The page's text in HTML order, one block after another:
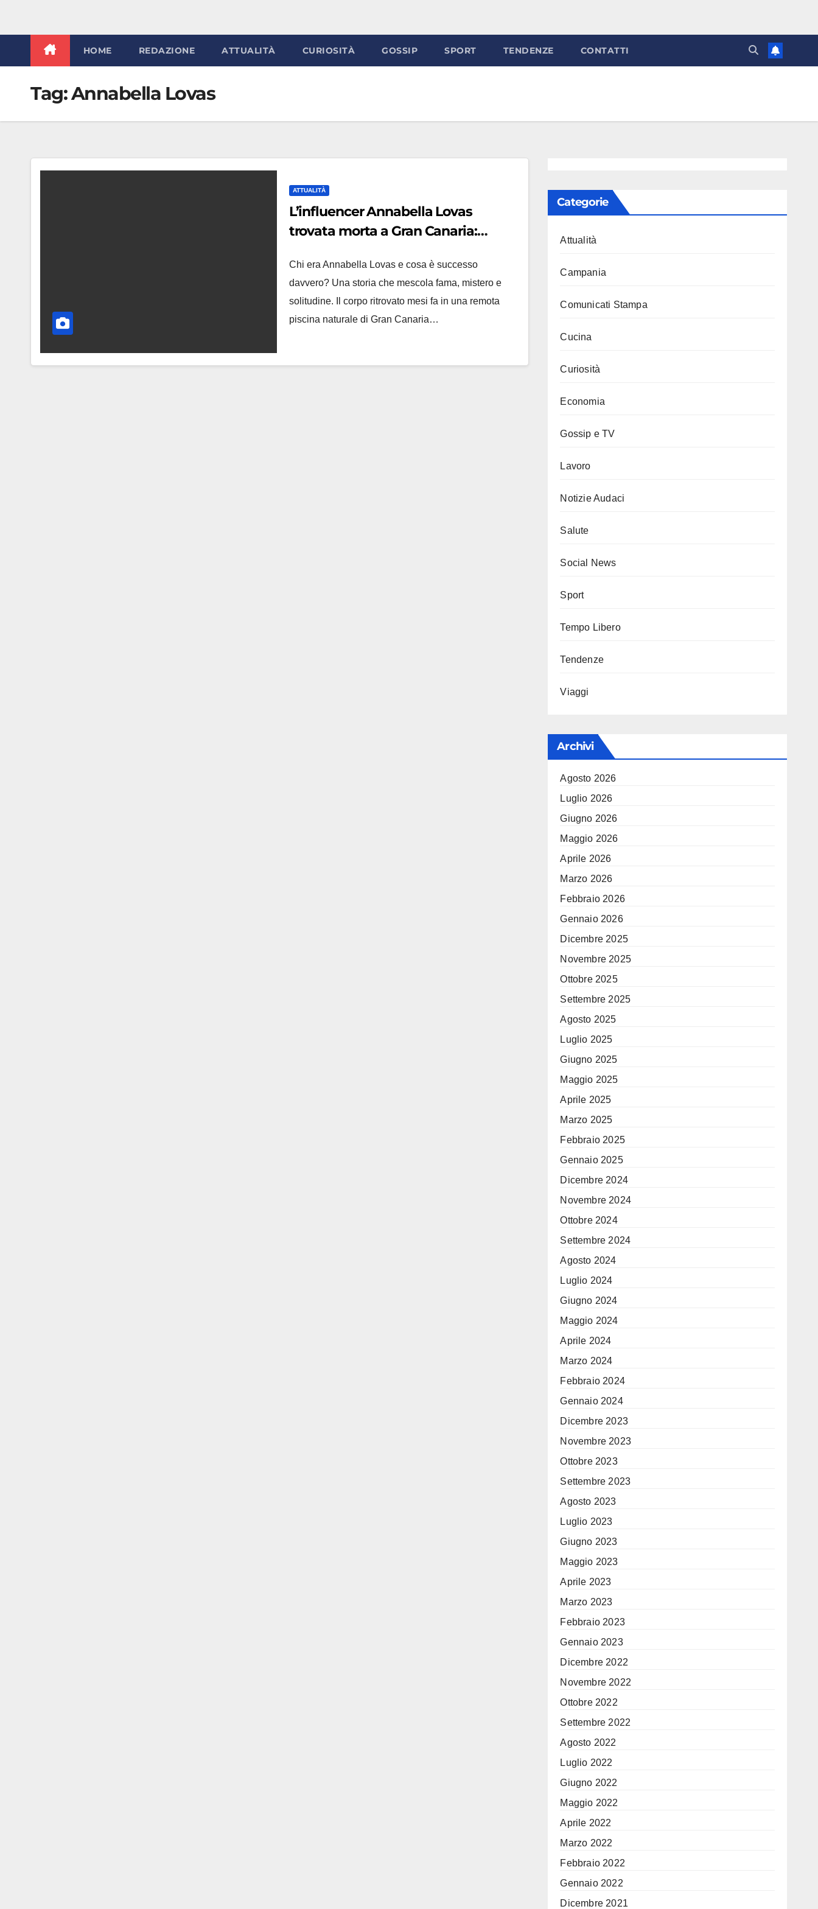
HOME REDAZIONE ATTUALITÀ CURIOSITÀ GOSSIP SPORT TENDENZE CONTATTI
Tag:Annabella Lovas
ATTUALITÀ
L’influencer Annabella Lovas
trovata morta a Gran Canaria:
denti
Chi era Annabella Lovas e cosa è successo
davvero? Una storia che mescola fama, mistero e
solitudine. Il corpo ritrovato mesi fa in una remota
piscina naturale di Gran Canaria…
Categorie
Attualità
Campania
Comunicati Stampa
Cucina
Curiosità
Economia
Gossip e TV
Lavoro
Notizie Audaci
Salute
Social News
Sport
Tempo Libero
Tendenze
Viaggi
Archivi
Agosto 2026
Luglio 2026
Giugno 2026
Maggio 2026
Aprile 2026
Marzo 2026
Febbraio 2026
Gennaio 2026
Dicembre 2025
Novembre 2025
Ottobre 2025
Settembre 2025
Agosto 2025
Luglio 2025
Giugno 2025
Maggio 2025
Aprile 2025
Marzo 2025
Febbraio 2025
Gennaio 2025
Dicembre 2024
Novembre 2024
Ottobre 2024
Settembre 2024
Agosto 2024
Luglio 2024
Giugno 2024
Maggio 2024
Aprile 2024
Marzo 2024
Febbraio 2024
Gennaio 2024
Dicembre 2023
Novembre 2023
Ottobre 2023
Settembre 2023
Agosto 2023
Luglio 2023
Giugno 2023
Maggio 2023
Aprile 2023
Marzo 2023
Febbraio 2023
Gennaio 2023
Dicembre 2022
Novembre 2022
Ottobre 2022
Settembre 2022
Agosto 2022
Luglio 2022
Giugno 2022
Maggio 2022
Aprile 2022
Marzo 2022
Febbraio 2022
Gennaio 2022
Dicembre 2021